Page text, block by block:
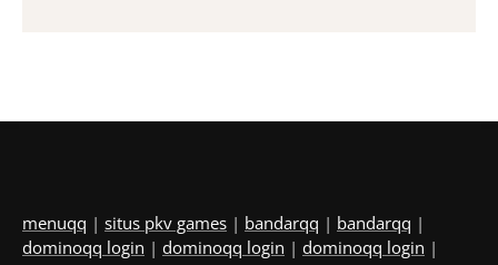
menuqq | situs pkv games | bandarqq | bandarqq |
dominoqq login | dominoqq login | dominoqq login |